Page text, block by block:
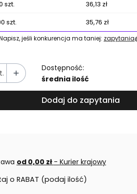
szt.
36,13 zł
szt.
35,76 zł
jeśli konkurencja ma taniej:
Dostępność:
średnia ilość
Dodaj do zapytania
od 0,00 zł - Kurier krajowy
o RABAT (podaj ilość)